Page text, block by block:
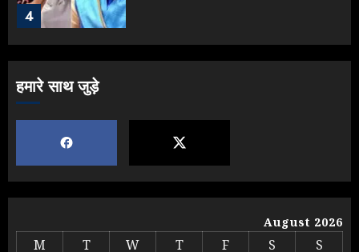
4
Yogi vs Modi: छिड़ गई आर-पार की
लड़ाई, यूपी चुनाव में भाजपा उठाएगी भारी
नुकसान
हमारे साथ जुड़े
August 2026
M T W T F S
S